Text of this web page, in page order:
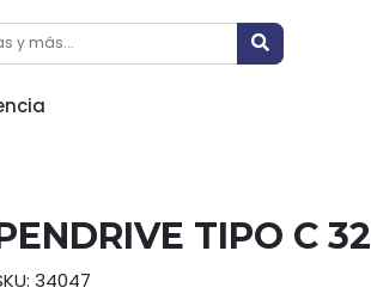
TIPO C
34047